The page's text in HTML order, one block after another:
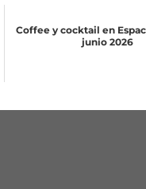
Coffee y cocktail en
junio 2026